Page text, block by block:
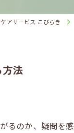
アサービス こびらき
法
のか、疑問を